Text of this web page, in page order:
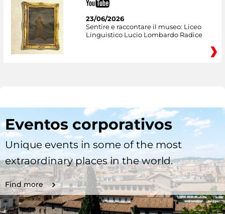
23/06/2026
Sentire e raccontare il museo: Liceo
Linguistico Lucio Lombardo Radice
Eventos corporativos
Unique events in some of the most
extraordinary places in the world.
Find more